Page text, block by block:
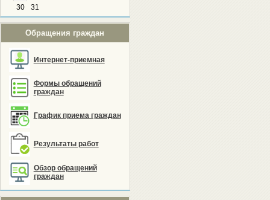
30
31
Обращения граждан
Интернет-приемная
Формы обращений
граждан
График приема граждан
Результаты работ
Обзор обращений
граждан